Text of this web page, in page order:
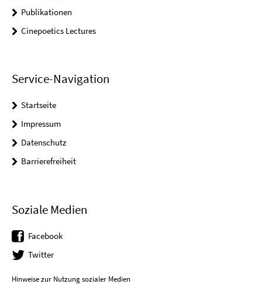
Publikationen
Cinepoetics Lectures
Service-Navigation
Startseite
Impressum
Datenschutz
Barrierefreiheit
Soziale Medien
Facebook
Twitter
Hinweise zur Nutzung sozialer Medien